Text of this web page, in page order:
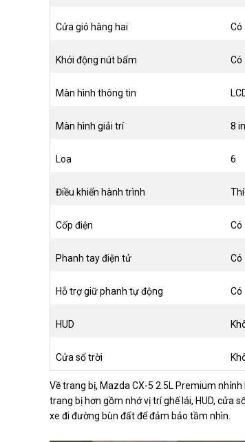
Cửa gió hàng hai Có
Khởi động nút bấm Có
Màn hình thông tin
Màn hình giải trí 8
Loa 6
Điều khiển hành trình
Cốp điện Có
Phanh tay điện tử Có
Hỗ trợ giữ phanh tự động Có
HUD
Cửa sổ trời
Về trang bị, Mazda CX-5 2.5L Premium
trang bị hơn gồm nhớ vị trí ghế lái, HUD, cửa
xe đi đường bùn đất để đảm bảo tầm nhìn.